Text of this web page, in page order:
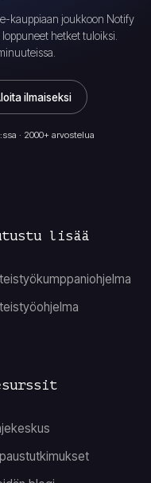
kauppiaan joukkoon Notify
hetket tuloiksi.
ilmaiseksi
· 2000+ arvostelua
lisää